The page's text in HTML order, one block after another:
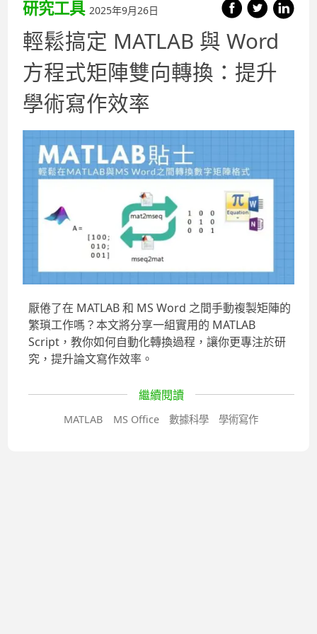
研究工具 2025年9月26日
輕鬆搞定 MATLAB 與 Word
方程式矩陣雙向轉換：提升
學術寫作效率
厭倦了在 MATLAB 和 MS Word 之間手動複製矩陣的
繁瑣工作嗎？本文將分享一組實用的 MATLAB
Script，教你如何自動化轉換過程，讓你更專注於研
究，提升論文寫作效率。
繼續閱讀
MATLAB MS Office 數據科學 學術寫作